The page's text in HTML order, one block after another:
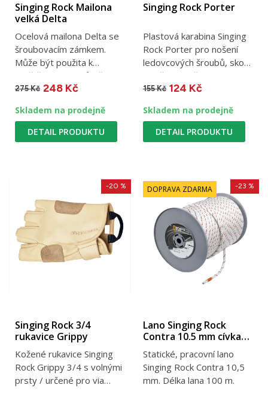
Singing Rock Mailona
velká Delta
Ocelová mailona Delta se
šroubovacím zámkem.
Může být použita k
zajištění osob. Průměr 10
mm,...
275 Kč 248 Kč
Skladem na prodejně
DETAIL PRODUKTU
Singing Rock Porter
Plastová karabina Singing
Rock Porter pro nošení
ledovcových šroubů, skob
a nářadí / světlost 23...
155 Kč 124 Kč
Skladem na prodejně
DETAIL PRODUKTU
Singing Rock 3/4
rukavice Grippy
Kožené rukavice Singing
Rock Grippy 3/4 s volnými
prsty / určené pro via
-20 % DOPRAVA ZDARMA
Lano Singing Rock
Contra 10.5 mm cívka
100 m
Statické, pracovní lano
Singing Rock Contra 10,5
mm. Délka lana 100 m.
-23 %